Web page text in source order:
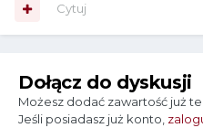
Cytuj
Dołącz do dyskusji
Możesz dodać zawartość już
Jeśli posiadasz już konto,